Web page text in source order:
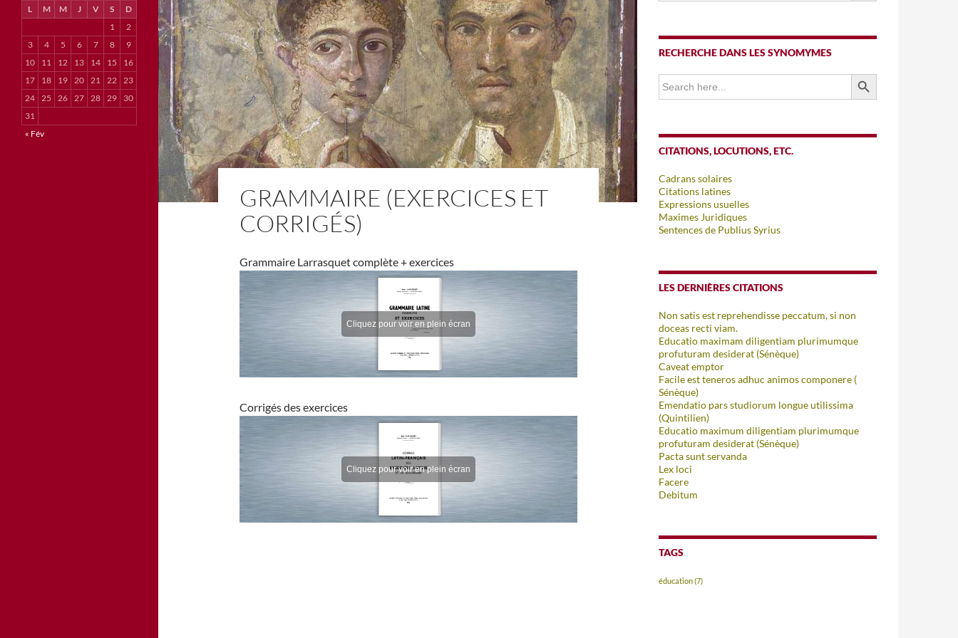
GRAMMAIRE (EXERCICES ET
CORRIGÉS)
Grammaire Larrasquet complète + exercices
Corrigés des exercices
RECHERCHE DANS LES SYNOMYMES
Search
for:
SEARCH BUTTON
CITATIONS, LOCUTIONS, ETC.
Cadrans solaires
Citations latines
Expressions usuelles
Maximes Juridiques
Sentences de Publius Syrius
LES DERNIÈRES CITATIONS
Non satis est reprehendisse peccatum, si non
doceas recti viam.
Educatio maximam diligentiam plurimumque
profuturam desiderat (Sénèque)
Caveat emptor
Facile est teneros adhuc animos componere (
Sénèque)
Emendatio pars studiorum longue utilissima
(Quintilien)
Educatio maximum diligentiam plurimumque
profuturam desiderat (Sénèque)
Pacta sunt servanda
Lex loci
Facere
Debitum
TAGS
éducation(7)
L M M J V S
D
1
2
3
4 5 6 7 8
9
10
11 12 13 14 15
16
17
18 19 20 21 22 23
24 25 26 27 28 29
30
31
« Fév